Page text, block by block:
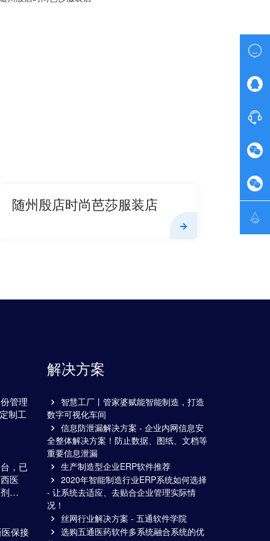
随州殷店时尚芭莎服装店
管理
制工
，已
医
剂…
保接
解决方案
智慧工厂丨管家婆赋能智能制造，打造
数字可视化车间
信息防泄漏解决方案 - 企业内网信息安
全整体解决方案！防止数据、图纸、文档等
重要信息泄漏
生产制造型企业ERP软件推荐
2020年智能制造行业ERP系统如何选择
- 让系统去适应、去贴合企业管理实际情
况！
丝网行业解决方案 - 五通软件学院
选购五通医药软件多系统融合系统的优





